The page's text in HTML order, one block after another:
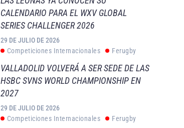
CALENDARIO PARA EL WXV GLOBAL
SERIES CHALLENGER 2026
29 DE JULIO DE 2026
Competiciones Internacionales
Ferugby
VALLADOLID VOLVERÁ A SER SEDE DE LAS
HSBC SVNS WORLD CHAMPIONSHIP EN
2027
29 DE JULIO DE 2026
Competiciones Internacionales
Ferugby